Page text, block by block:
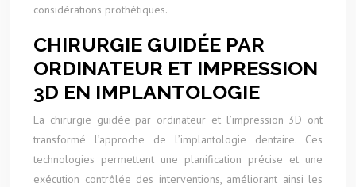
considérations prothétiques.
CHIRURGIE GUIDÉE PAR
ORDINATEUR ET IMPRESSION
3D EN IMPLANTOLOGIE
La chirurgie guidée par ordinateur et l’impression 3D ont
transformé l’approche de l’implantologie dentaire. Ces
technologies permettent une planification précise et une
exécution contrôlée des interventions, améliorant ainsi les